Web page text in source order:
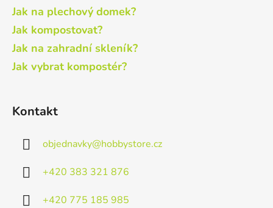
Jak na plechový domek?
Jak kompostovat?
Jak na zahradní skleník?
Jak vybrat kompostér?
Kontakt
objednavky@hobbystore.cz
+420 383 321 876
+420 775 185 985